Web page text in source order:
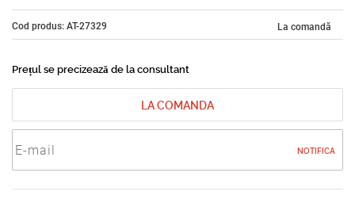
Cod produs: AT-27329 La comandă
Prețul se precizează de la consultant
LA COMANDA
NOTIFICA